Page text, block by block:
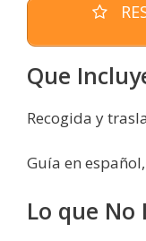
Que
Recogida y
Guía en
Lo que No